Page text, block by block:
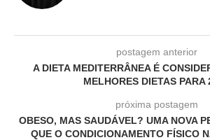
postagem anterior
A DIETA MEDITERRÂNEA É
MELHORES DIETAS PARA
próxima postagem
OBESO, MAS SAUDÁVEL? UMA NOVA
QUE O CONDICIONAMENTO FÍSICO